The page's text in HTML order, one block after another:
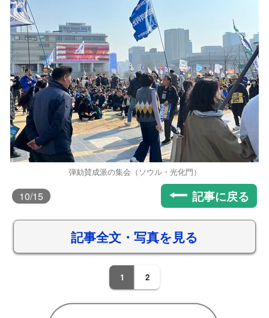
弾劾賛成派の集会（ソウル・光化門）
10/15 記事に戻る
記事全文・写真を見る
1 2